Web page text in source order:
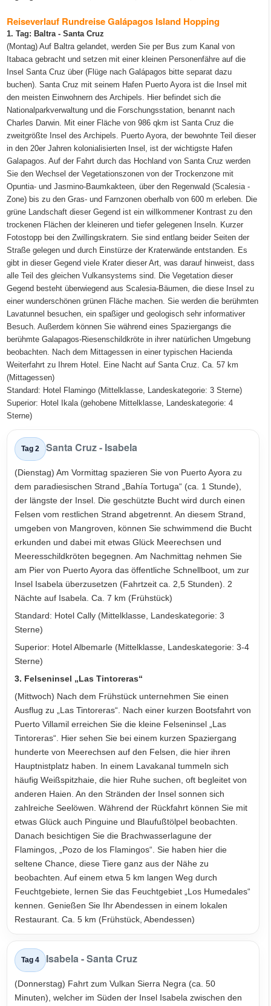
Reiseverlauf Rundreise Galápagos Island Hopping
1. Tag: Baltra - Santa Cruz
(Montag) Auf Baltra gelandet, werden Sie per Bus zum Kanal von
Itabaca gebracht und setzen mit einer kleinen Personenfähre auf die
Insel Santa Cruz über (Flüge nach Galápagos bitte separat dazu
buchen). Santa Cruz mit seinem Hafen Puerto Ayora ist die Insel mit
den meisten Einwohnern des Archipels. Hier befindet sich die
Nationalparkverwaltung und die Forschungsstation, benannt nach
Charles Darwin. Mit einer Fläche von 986 qkm ist Santa Cruz die
zweitgrößte Insel des Archipels. Puerto Ayora, der bewohnte Teil dieser
in den 20er Jahren kolonialisierten Insel, ist der wichtigste Hafen
Galapagos. Auf der Fahrt durch das Hochland von Santa Cruz werden
Sie den Wechsel der Vegetationszonen von der Trockenzone mit
Opuntia- und Jasmino-Baumkakteen, über den Regenwald (Scalesia -
Zone) bis zu den Gras- und Farnzonen oberhalb von 600 m erleben. Die
grüne Landschaft dieser Gegend ist ein willkommener Kontrast zu den
trockenen Flächen der kleineren und tiefer gelegenen Inseln. Kurzer
Fotostopp bei den Zwillingskratern. Sie sind entlang beider Seiten der
Straße gelegen und durch Einstürze der Kraterwände entstanden. Es
gibt in dieser Gegend viele Krater dieser Art, was darauf hinweist, dass
alle Teil des gleichen Vulkansystems sind. Die Vegetation dieser
Gegend besteht überwiegend aus Scalesia-Bäumen, die diese Insel zu
einer wunderschönen grünen Fläche machen. Sie werden die berühmten
Lavatunnel besuchen, ein spaßiger und geologisch sehr informativer
Besuch. Außerdem können Sie während eines Spaziergangs die
berühmte Galapagos-Riesenschildkröte in ihrer natürlichen Umgebung
beobachten. Nach dem Mittagessen in einer typischen Hacienda
Weiterfahrt zu Ihrem Hotel. Eine Nacht auf Santa Cruz. Ca. 57 km
(Mittagessen)
Standard: Hotel Flamingo (Mittelklasse, Landeskategorie: 3 Sterne)
Superior: Hotel Ikala (gehobene Mittelklasse, Landeskategorie: 4
Sterne)
Tag 2 Santa Cruz - Isabela
(Dienstag) Am Vormittag spazieren Sie von Puerto Ayora zu
dem paradiesischen Strand „Bahía Tortuga“ (ca. 1 Stunde),
der längste der Insel. Die geschützte Bucht wird durch einen
Felsen vom restlichen Strand abgetrennt. An diesem Strand,
umgeben von Mangroven, können Sie schwimmend die Bucht
erkunden und dabei mit etwas Glück Meerechsen und
Meeresschildkröten begegnen. Am Nachmittag nehmen Sie
am Pier von Puerto Ayora das öffentliche Schnellboot, um zur
Insel Isabela überzusetzen (Fahrtzeit ca. 2,5 Stunden). 2
Nächte auf Isabela. Ca. 7 km (Frühstück)
Standard: Hotel Cally (Mittelklasse, Landeskategorie: 3
Sterne)
Superior: Hotel Albemarle (Mittelklasse, Landeskategorie: 3-4
Sterne)
3. Felseninsel „Las Tintoreras“
(Mittwoch) Nach dem Frühstück unternehmen Sie einen
Ausflug zu „Las Tintoreras“. Nach einer kurzen Bootsfahrt von
Puerto Villamil erreichen Sie die kleine Felseninsel „Las
Tintoreras“. Hier sehen Sie bei einem kurzen Spaziergang
hunderte von Meerechsen auf den Felsen, die hier ihren
Hauptnistplatz haben. In einem Lavakanal tummeln sich
häufig Weißspitzhaie, die hier Ruhe suchen, oft begleitet von
anderen Haien. An den Stränden der Insel sonnen sich
zahlreiche Seelöwen. Während der Rückfahrt können Sie mit
etwas Glück auch Pinguine und Blaufußtölpel beobachten.
Danach besichtigen Sie die Brachwasserlagune der
Flamingos, „Pozo de los Flamingos“. Sie haben hier die
seltene Chance, diese Tiere ganz aus der Nähe zu
beobachten. Auf einem etwa 5 km langen Weg durch
Feuchtgebiete, lernen Sie das Feuchtgebiet „Los Humedales“
kennen. Genießen Sie Ihr Abendessen in einem lokalen
Restaurant. Ca. 5 km (Frühstück, Abendessen)
Tag 4 Isabela - Santa Cruz
(Donnerstag) Fahrt zum Vulkan Sierra Negra (ca. 50
Minuten), welcher im Süden der Insel Isabela zwischen den